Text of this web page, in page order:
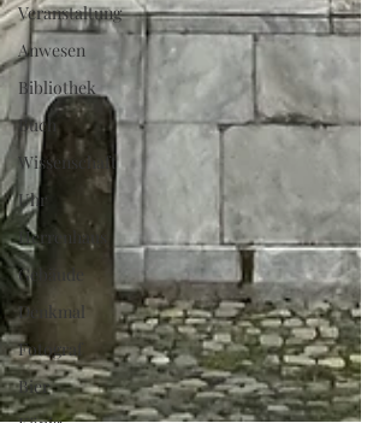
Veranstaltung
Anwesen
Bibliothek
Buch
Wissenschaft
Uhr
Herrenhaus
Gebäude
Denkmal
Fotograf
Bier